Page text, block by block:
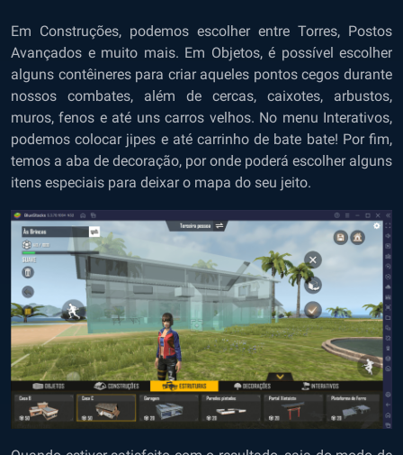
Em Construções, podemos escolher entre Torres, Postos
Avançados e muito mais. Em Objetos, é possível escolher
alguns contêineres para criar aqueles pontos cegos durante
nossos combates, além de cercas, caixotes, arbustos,
muros, fenos e até uns carros velhos. No menu Interativos,
podemos colocar jipes e até carrinho de bate bate! Por fim,
temos a aba de decoração, por onde poderá escolher alguns
itens especiais para deixar o mapa do seu jeito.